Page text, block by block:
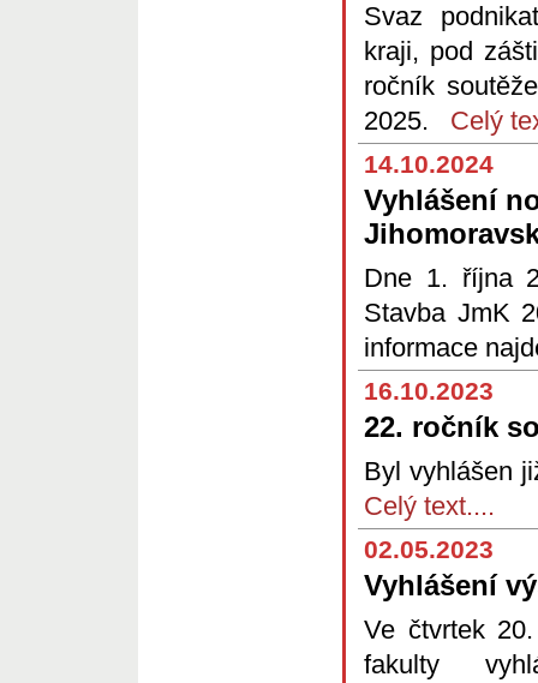
Svaz
kraji, pod
ročník
2025. Celý
14.10.2024
Vyhlášení
Dne 1. října
Stavba JmK
informace
16.10.2023
22. ročník
Byl vyhlášen
Celý text....
02.05.2023
Vyhlášení
Ve čtvrtek
fakulty